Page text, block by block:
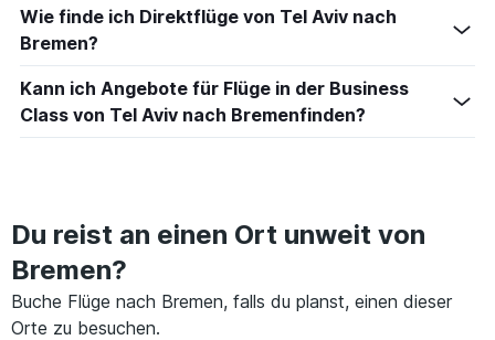
Wie finde ich Direktflüge von Tel Aviv nach
Bremen?
Kann ich Angebote für Flüge in der Business
Class von Tel Aviv nach Bremenfinden?
Du reist an einen Ort unweit von
Bremen?
Buche Flüge nach Bremen, falls du planst, einen dieser
Orte zu besuchen.